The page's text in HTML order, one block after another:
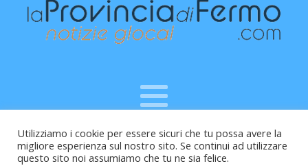
Raffaele Vitali - via Leopardi 10 - 61121 Pesaro (PU) -
Cod.Fisc VTLRFL77B02L500Y - Testata giornalistica, aut.
Utilizziamo i cookie per essere sicuri che tu possa avere la
migliore esperienza sul nostro sito. Se continui ad utilizzare
questo sito noi assumiamo che tu ne sia felice.